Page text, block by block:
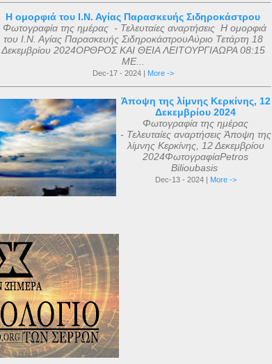
Η ομορφιά του Ι.Ν. Αγίας Παρασκευής Σιδηροκάστρου
Φωτογραφία της ημέρας - Τελευταίες αναρτήσεις Η ομορφιά
του Ι.Ν. Αγίας Παρασκευής ΣιδηροκάστρουΑύριο Τετάρτη 18
Δεκεμβρίου 2024ΟΡΘΡΟΣ ΚΑΙ ΘΕΙΑ ΛΕΙΤΟΥΡΓΙΑΩΡΑ 08:15
ΜΕ...
Dec-17 - 2024 | More ->
Άποψη της λίμνης Κερκίνης, 12
Δεκεμβρίου 2024
Φωτογραφία της ημέρας
- Τελευταίες αναρτήσεις Άποψη της
λίμνης Κερκίνης, 12 Δεκεμβρίου
2024ΦωτογραφίαPetros
Bilioubasis
Dec-13 - 2024 | More ->